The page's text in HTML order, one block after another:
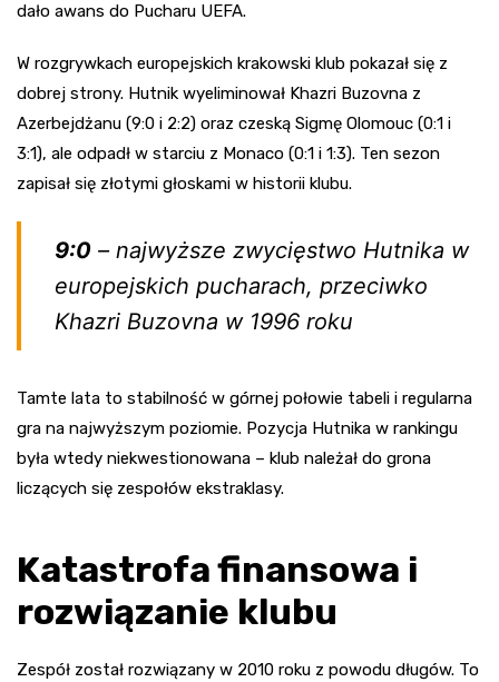
dało awans do Pucharu UEFA.
W rozgrywkach europejskich krakowski klub pokazał się z
dobrej strony. Hutnik wyeliminował Khazri Buzovna z
Azerbejdżanu (9:0 i 2:2) oraz czeską Sigmę Olomouc (0:1 i
3:1), ale odpadł w starciu z Monaco (0:1 i 1:3). Ten sezon
zapisał się złotymi głoskami w historii klubu.
9:0 – najwyższe zwycięstwo Hutnika w
europejskich pucharach, przeciwko
Khazri Buzovna w 1996 roku
Tamte lata to stabilność w górnej połowie tabeli i regularna
gra na najwyższym poziomie. Pozycja Hutnika w rankingu
była wtedy niekwestionowana – klub należał do grona
liczących się zespołów ekstraklasy.
Katastrofa finansowa i
rozwiązanie klubu
Zespół został rozwiązany w 2010 roku z powodu długów. To